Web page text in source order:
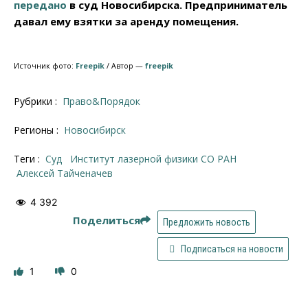
передано в суд Новосибирска. Предприниматель
давал ему взятки за аренду помещения.
Источник фото: Freepik / Автор — freepik
Рубрики : Право&Порядок
Регионы : Новосибирск
Теги : суд
Институт лазерной физики СО РАН
Алексей Тайченачев
4 392
Поделиться Предложить новость
Подписаться на новости
1 0